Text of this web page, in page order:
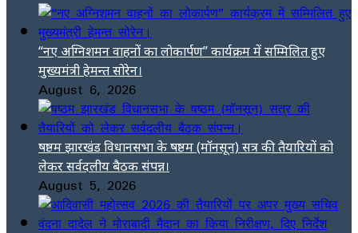
“नए अग्निशमन वाहनों का लोकार्पण” कार्यक्रम में सम्मिलित हुए
मुख्यमंत्री हेमन्त सोरेन।
August 6, 2026
षष्ठम झारखंड विधानसभा के षष्ठम (मॉनसून) सत्र की तैयारियों को
लेकर सर्वदलीय बैठक संपन्न।
August 5, 2026